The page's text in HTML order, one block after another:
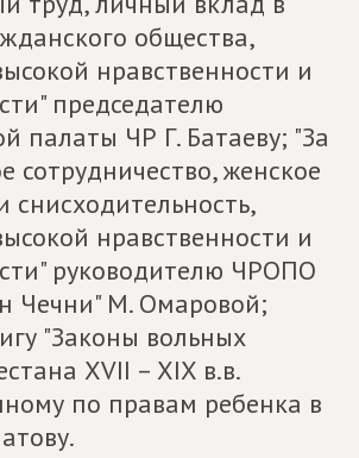
общества,
нравственности и
председателю
палаты ЧР Г. Батаеву; "За
сотрудничество, женское
снисходительность,
нравственности и
руководителю ЧРОПО
Чечни" М. Омаровой;
"Законы вольных
XVII – XIX в.в.
по правам ребенка в